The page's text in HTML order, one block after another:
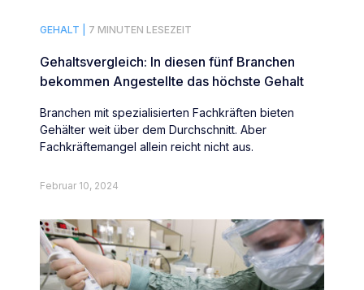
GEHALT | 7 MINUTEN LESEZEIT
Gehaltsvergleich: In diesen fünf Branchen
bekommen Angestellte das höchste Gehalt
Branchen mit spezialisierten Fachkräften bieten
Gehälter weit über dem Durchschnitt. Aber
Fachkräftemangel allein reicht nicht aus.
Februar 10, 2024